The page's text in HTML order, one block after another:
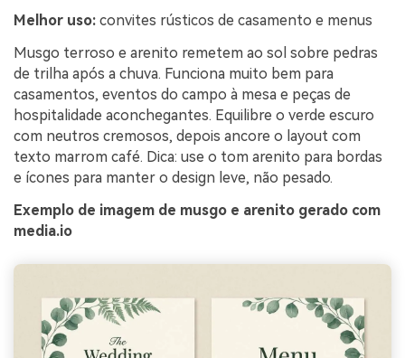
Melhor uso: convites rústicos de casamento e menus
Musgo terroso e arenito remetem ao sol sobre pedras
de trilha após a chuva. Funciona muito bem para
casamentos, eventos do campo à mesa e peças de
hospitalidade aconchegantes. Equilibre o verde escuro
com neutros cremosos, depois ancore o layout com
texto marrom café. Dica: use o tom arenito para bordas
e ícones para manter o design leve, não pesado.
Exemplo de imagem de musgo e arenito gerado com
media.io